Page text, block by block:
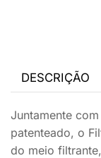
DESCRIÇÃO
Juntamente
patenteado, o
do meio